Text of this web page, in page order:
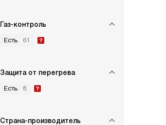
Газ-контроль
Есть 61
Защита от перегрева
Есть 8
Страна-производитель